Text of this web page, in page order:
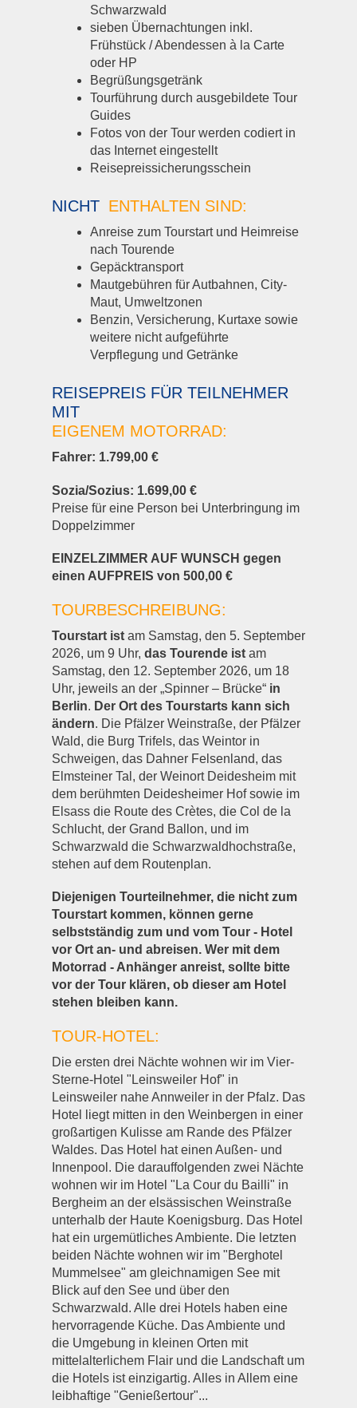
Schwarzwald
sieben Übernachtungen inkl.
Frühstück / Abendessen à la Carte
oder HP
Begrüßungsgetränk
Tourführung durch ausgebildete Tour
Guides
Fotos von der Tour werden codiert in
das Internet eingestellt
Reisepreissicherungsschein
NICHT ENTHALTEN SIND:
Anreise zum Tourstart und Heimreise
nach Tourende
Gepäcktransport
Mautgebühren für Autbahnen, City-
Maut, Umweltzonen
Benzin, Versicherung, Kurtaxe sowie
weitere nicht aufgeführte
Verpflegung und Getränke
REISEPREIS FÜR TEILNEHMER
MIT
EIGENEM MOTORRAD:
Fahrer: 1.799,00 €
Sozia/Sozius: 1.699,00 €
Preise für eine Person bei Unterbringung im
Doppelzimmer
EINZELZIMMER AUF WUNSCH gegen
einen AUFPREIS von 500,00 €
TOURBESCHREIBUNG:
Tourstart ist am Samstag, den 5. September
2026, um 9 Uhr, das Tourende ist am
Samstag, den 12. September 2026, um 18
Uhr, jeweils an der „Spinner – Brücke“ in
Berlin. Der Ort des Tourstarts kann sich
ändern. Die Pfälzer Weinstraße, der Pfälzer
Wald, die Burg Trifels, das Weintor in
Schweigen, das Dahner Felsenland, das
Elmsteiner Tal, der Weinort Deidesheim mit
dem berühmten Deidesheimer Hof sowie im
Elsass die Route des Crètes, die Col de la
Schlucht, der Grand Ballon, und im
Schwarzwald die Schwarzwaldhochstraße,
stehen auf dem Routenplan.
Diejenigen Tourteilnehmer, die nicht zum
Tourstart kommen, können gerne
selbstständig zum und vom Tour - Hotel
vor Ort an- und abreisen. Wer mit dem
Motorrad - Anhänger anreist, sollte bitte
vor der Tour klären, ob dieser am Hotel
stehen bleiben kann.
TOUR-HOTEL:
Die ersten drei Nächte wohnen wir im Vier-
Sterne-Hotel "Leinsweiler Hof" in
Leinsweiler nahe Annweiler in der Pfalz. Das
Hotel liegt mitten in den Weinbergen in einer
großartigen Kulisse am Rande des Pfälzer
Waldes. Das Hotel hat einen Außen- und
Innenpool. Die darauffolgenden zwei Nächte
wohnen wir im Hotel "La Cour du Bailli" in
Bergheim an der elsässischen Weinstraße
unterhalb der Haute Koenigsburg. Das Hotel
hat ein urgemütliches Ambiente. Die letzten
beiden Nächte wohnen wir im "Berghotel
Mummelsee" am gleichnamigen See mit
Blick auf den See und über den
Schwarzwald. Alle drei Hotels haben eine
hervorragende Küche. Das Ambiente und
die Umgebung in kleinen Orten mit
mittelalterlichem Flair und die Landschaft um
die Hotels ist einzigartig. Alles in Allem eine
leibhaftige "Genießertour"...